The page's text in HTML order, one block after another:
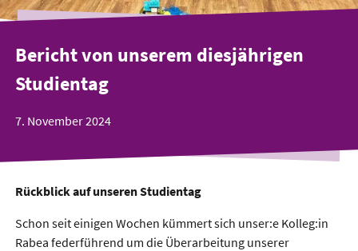
Bericht von unserem diesjährigen
Studientag
7. November 2024
Rückblick auf unseren Studientag
Schon seit einigen Wochen kümmert sich unser:e Kolleg:in
Rabea federführend um die Überarbeitung unserer